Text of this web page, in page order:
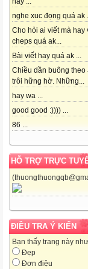
nghe xuc đọng quá ak
Cho hỏi ai viết mà hay
cheps quá ak...
Bài viết hay quá ak ...
Chiều dần buông theo
trôi hững hờ. Những...
hay wa ...
good good :)))) ...
86 ...
HỖ TRỢ TRỰC
ĐIỀU TRA Ý KIẾN
Bạn thấy trang này
Đẹp
Đơn điệu